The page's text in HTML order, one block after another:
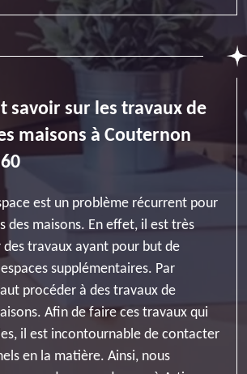
savoir sur les travaux de
maisons à Couternon
est un problème récurrent pour
des maisons. En effet, il est très
travaux ayant pour but de
supplémentaires. Par
procéder à des travaux de
Afin de faire ces travaux qui
il est incontournable de contacter
en la matière. Ainsi, nous